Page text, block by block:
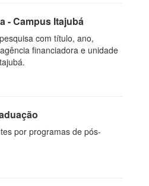
- Campus Itajubá
com título, ano,
financiadora e unidade
por programas de pós-